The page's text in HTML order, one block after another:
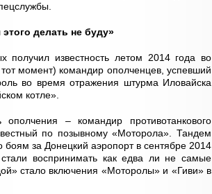
делать не буду»
получил известность летом 2014 года во
момент) командир ополченцев, успевший
во время отражения штурма Иловайска
котле».
– командир противотанкового
по позывному «Моторола». Тандем
за Донецкий аэропорт в сентябре 2014
воспринимать как едва ли не самые
стало включения «Моторолы» и «Гиви» в